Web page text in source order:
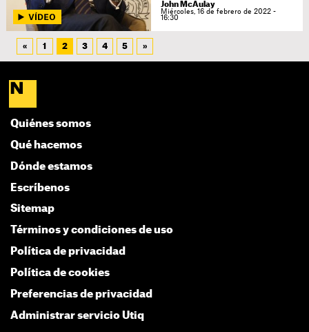
John McAulay
Miércoles, 16 de febrero de 2022 -
16:30
« 1 2 3 4 5 »
Quiénes somos
Qué hacemos
Dónde estamos
Escríbenos
Sitemap
Términos y condiciones de uso
Política de privacidad
Política de cookies
Preferencias de privacidad
Administrar servicio Utiq